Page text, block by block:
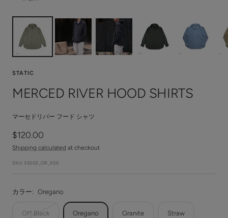
STATIC
MERCED RIVER HOOD SHIRTS
マーセドリバー フード シャツ
Sale
price
$120.00
Shipping calculated at checkout
SKU: 35202_OR_XSS
カラー: Oregano
Off Black Oregano Granite Straw